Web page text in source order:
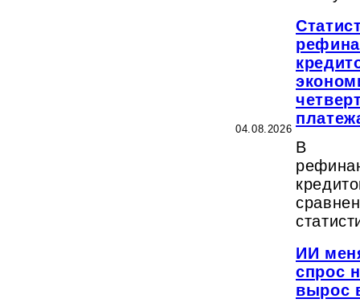
04.08.2026
В
ИИ
спрос
вырос